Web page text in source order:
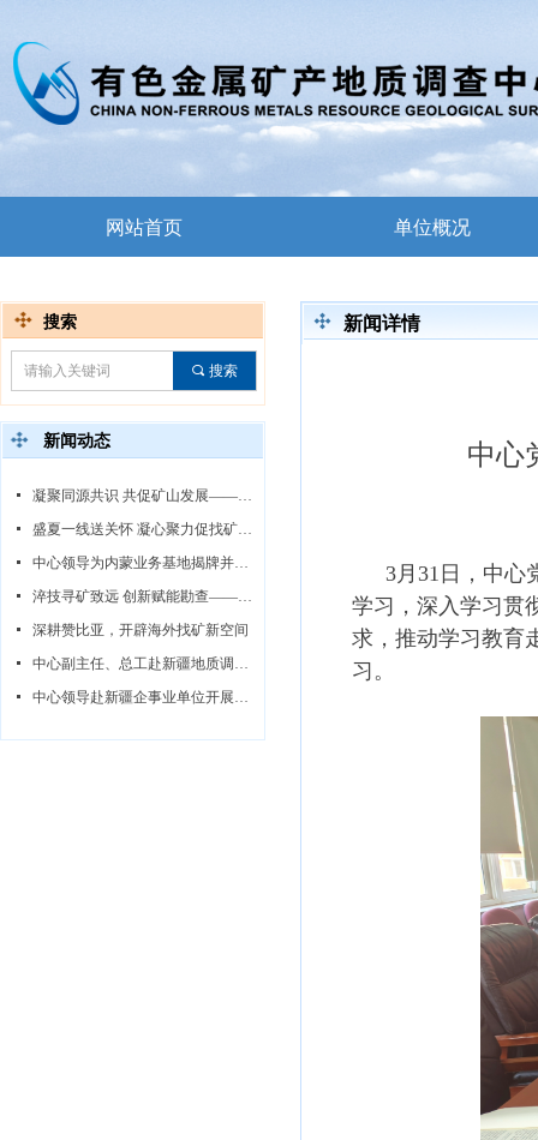
网站首页 单位概况
新闻详情
中心
3月31日，中心
学习，深入学习贯
求，推动学习教育
习。
搜索
끠 搜索
넷 凝聚同源共识 共促矿山发展——中心领导赴白音诺尔矿区调研指导
넷 盛夏一线送关怀 凝心聚力促找矿——中心领导赴线沟-王台子金矿勘查项目慰问调研指导工作
넷 中心领导为内蒙业务基地揭牌并同步开展调研指导系列活动
넷 淬技寻矿致远 创新赋能勘查——中心赞比亚无人机航磁攻坚队纪实
넷 深耕赞比亚，开辟海外找矿新空间
넷 中心副主任、总工赴新疆地质调查所开展调研指导
넷 中心领导赴新疆企事业单位开展座谈交流
新闻动态